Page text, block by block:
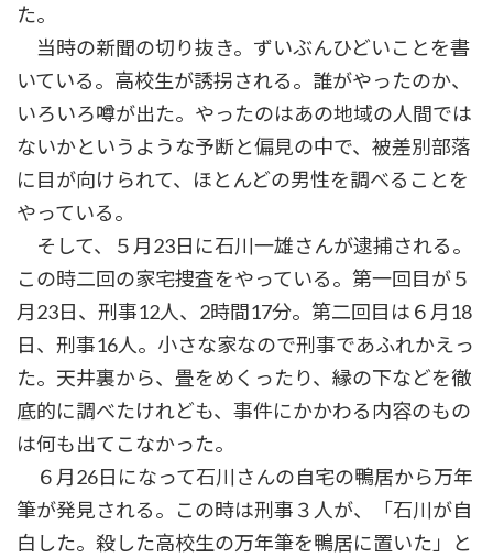
た。
当時の新聞の切り抜き。ずいぶんひどいことを書
いている。高校生が誘拐される。誰がやったのか、
いろいろ噂が出た。やったのはあの地域の人間では
ないかというような予断と偏見の中で、被差別部落
に目が向けられて、ほとんどの男性を調べることを
やっている。
そして、５月23日に石川一雄さんが逮捕される。
この時二回の家宅捜査をやっている。第一回目が５
月23日、刑事12人、2時間17分。第二回目は６月18
日、刑事16人。小さな家なので刑事であふれかえっ
た。天井裏から、畳をめくったり、縁の下などを徹
底的に調べたけれども、事件にかかわる内容のもの
は何も出てこなかった。
６月26日になって石川さんの自宅の鴨居から万年
筆が発見される。この時は刑事３人が、「石川が自
白した。殺した高校生の万年筆を鴨居に置いた」と